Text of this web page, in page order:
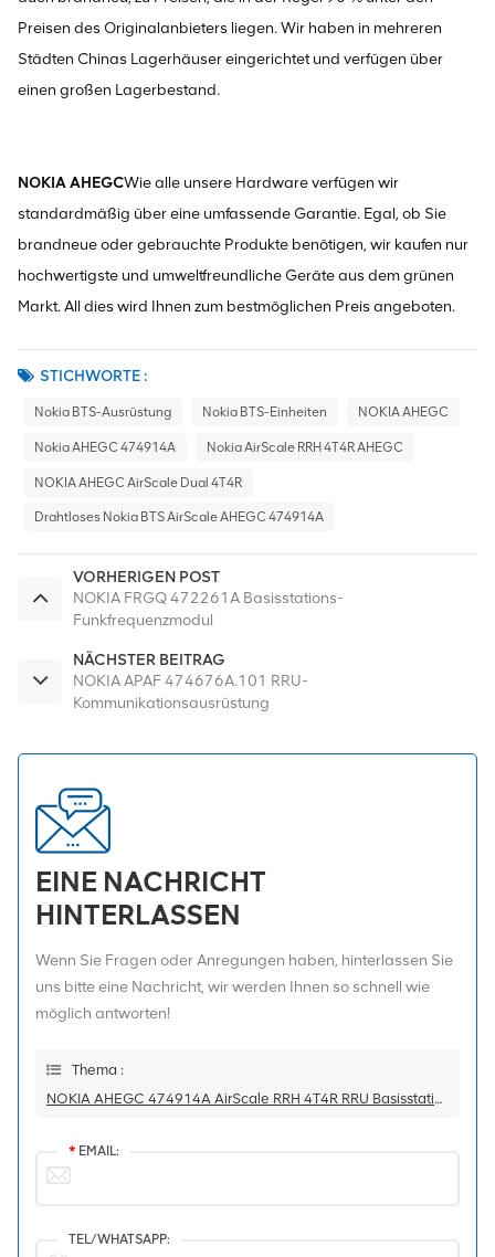
Preisen des Originalanbieters liegen. Wir haben in mehreren
Städten Chinas Lagerhäuser eingerichtet und verfügen über
einen großen Lagerbestand.
NOKIA AHEGCWie alle unsere Hardware verfügen wir
standardmäßig über eine umfassende Garantie. Egal, ob Sie
brandneue oder gebrauchte Produkte benötigen, wir kaufen nur
hochwertigste und umweltfreundliche Geräte aus dem grünen
Markt. All dies wird Ihnen zum bestmöglichen Preis angeboten.
STICHWORTE :
Nokia BTS-Ausrüstung Nokia BTS-Einheiten NOKIA AHEGC
Nokia AHEGC 474914A Nokia AirScale RRH 4T4R AHEGC
NOKIA AHEGC AirScale Dual 4T4R
Drahtloses Nokia BTS AirScale AHEGC 474914A
VORHERIGEN POST
NOKIA FRGQ 472261A Basisstations-
Funkfrequenzmodul
NÄCHSTER BEITRAG
NOKIA APAF 474676A.101 RRU-
Kommunikationsausrüstung
EINE NACHRICHT
HINTERLASSEN
Wenn Sie Fragen oder Anregungen haben, hinterlassen Sie
uns bitte eine Nachricht, wir werden Ihnen so schnell wie
möglich antworten!
Thema :
NOKIA AHEGC 474914A AirScale RRH 4T4R RRU Basisstation
* EMAIL:
TEL/WHATSAPP: